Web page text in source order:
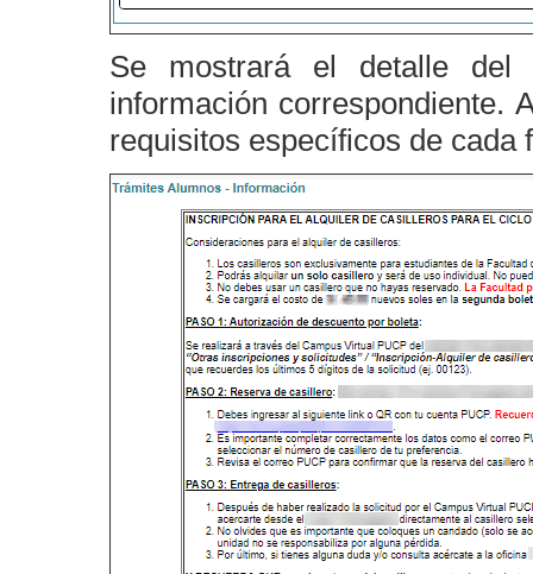
Se mostrará el detalle
información correspondiente.
requisitos específicos de